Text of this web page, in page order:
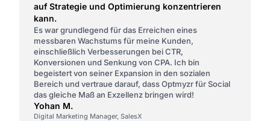
auf Strategie und Optimierung konzentrieren
kann.
Es war grundlegend für das Erreichen eines
messbaren Wachstums für meine Kunden,
einschließlich Verbesserungen bei CTR,
Konversionen und Senkung von CPA. Ich bin
begeistert von seiner Expansion in den sozialen
Bereich und vertraue darauf, dass Optmyzr für Social
das gleiche Maß an Exzellenz bringen wird!
Yohan M.
Digital Marketing Manager, SalesX